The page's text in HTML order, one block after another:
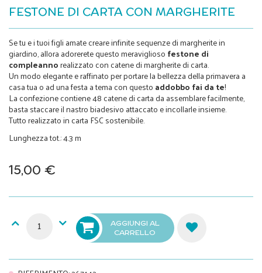
FESTONE DI CARTA CON MARGHERITE
Se tu e i tuoi figli amate creare infinite sequenze di margherite in
giardino, allora adorerete questo meraviglioso festone di
compleannorealizzato con catene di margherite di carta.
Un modo elegante e raffinato per portare la bellezza della primavera a
casa tua o ad una festa a tema con questo addobbo fai da te!
La confezione contiene 48 catene di carta da assemblare facilmente,
basta staccare il nastro biadesivo attaccato e incollarle insieme.
Tutto realizzato in carta FSC sostenibile.
Lunghezza tot.: 4.3 m
15,00 €
AGGIUNGI AL
CARRELLO